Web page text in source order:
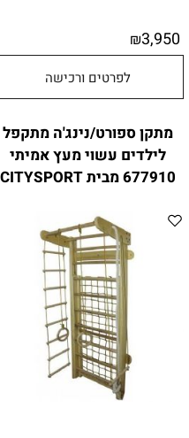
₪3,950
לפרטים ורכישה
מתקן ספורט/נינג'ה מתקפל
לילדים עשוי מעץ אמיתי
677910 מבית CITYSPORT